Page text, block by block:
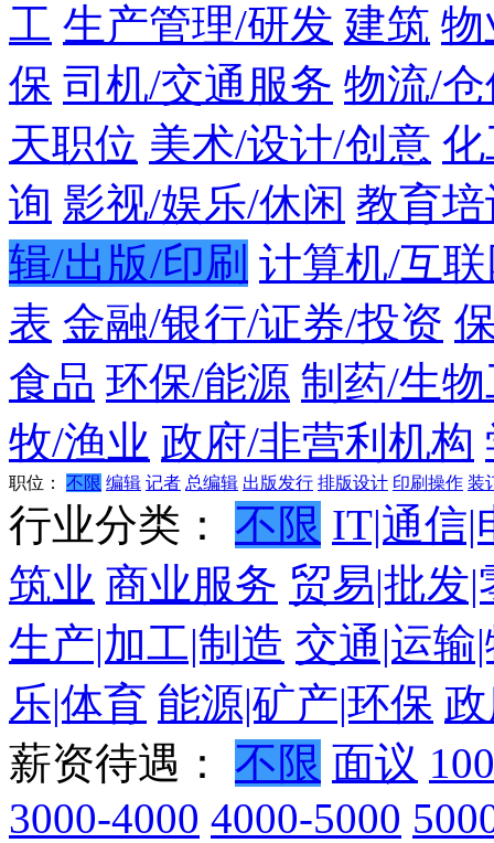
工 生产管理/研发 建筑 物
保 司机/交通服务 物流/
天职位 美术/设计/创意
询 影视/娱乐/休闲 教育
辑/出版/印刷 计算机/互
表 金融/银行/证券/投资
食品 环保/能源 制药/生
牧/渔业 政府/非营利机构
职位： 不限 编辑 记者 总编辑 出版发行 排版设计 印刷操作 装
行业分类： 不限 IT|通信|
筑业 商业服务 贸易|批发
生产|加工|制造 交通|运输
乐|体育 能源|矿产|环保
薪资待遇：
不限 面议
3000-4000 4000-5000